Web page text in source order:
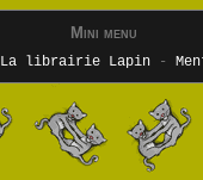
Mini menu
La librairie Lapin-